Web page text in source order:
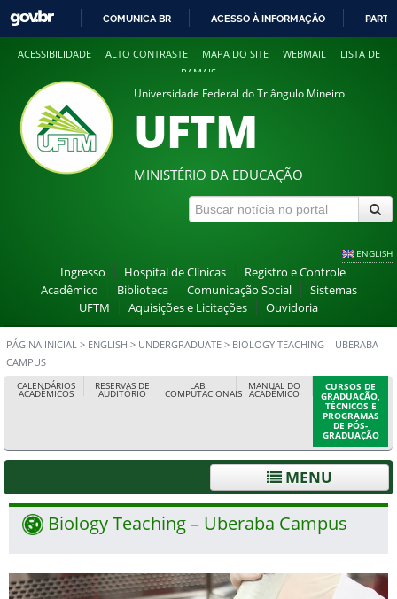
COMUNICA BR ACESSO À INFORMAÇÃO
ACESSIBILIDADE ALTO CONTRASTE MAPA DO SITE WEBMAIL
LISTA DE
RAMAIS
Universidade Federal do Triângulo Mineiro
UFTM
MINISTÉRIO DA EDUCAÇÃO
ENGLISH
Ingresso Hospital de Clínicas
Registro e Controle
Acadêmico
Biblioteca Comunicação Social
Sistemas
UFTM
Aquisições e Licitações Ouvidoria
PÁGINA INICIAL > ENGLISH > UNDERGRADUATE > BIOLOGY TEACHING – UBERABA
CAMPUS
CALENDÁRIOS
ACADÊMICOS
RESERVAS DE
AUDITÓRIO
LAB.
COMPUTACIONAIS
MANUAL DO
ACADÊMICO
CURSOS DE
GRADUAÇÃO,
TÉCNICOS E
PROGRAMAS
DE PÓS-
GRADUAÇÃO
MENU
Biology Teaching – Uberaba Campus